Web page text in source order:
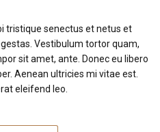
tristique senectus et netus et
Vestibulum tortor quam,
sit amet, ante. Donec eu libero
Aenean ultricies mi vitae est.
eleifend leo.